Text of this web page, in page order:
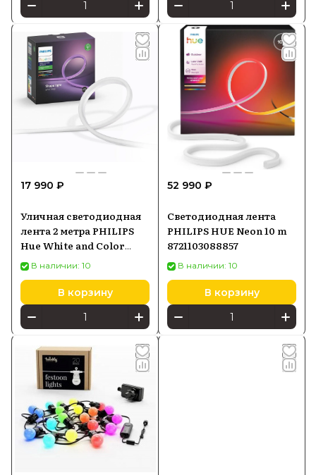
17 990 ₽
Уличная светодиодная
лента 2 метра PHILIPS
Hue White and Color
Ambiance 929002289002
В наличии: 10
В корзину
52 990 ₽
Светодиодная лента
PHILIPS HUE Neon 10 m
8721103088857
В наличии: 10
В корзину